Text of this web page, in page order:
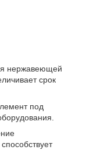
нержавеющей
срок
под